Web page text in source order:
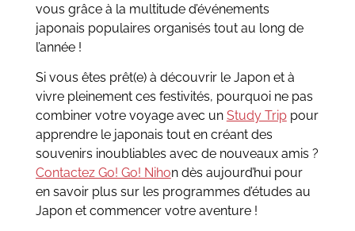
vous grâce à la multitude d’événements
japonais populaires organisés tout au long de
l’année !
Si vous êtes prêt(e) à découvrir le Japon et à
vivre pleinement ces festivités, pourquoi ne pas
combiner votre voyage avec un Study Trippour
apprendre le japonais tout en créant des
souvenirs inoubliables avec de nouveaux amis ?
Contactez Go! Go! Nihon dès aujourd’hui pour
en savoir plus sur les programmes d’études au
Japon et commencer votre aventure !